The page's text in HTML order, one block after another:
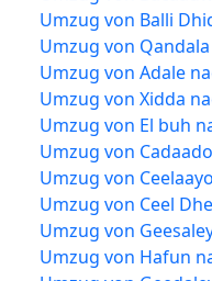
Umzug von Balli
Umzug von
Umzug von Adale
Umzug von Xidda
Umzug von El buh
Umzug von
Umzug von
Umzug von Ceel
Umzug von
Umzug von Hafun